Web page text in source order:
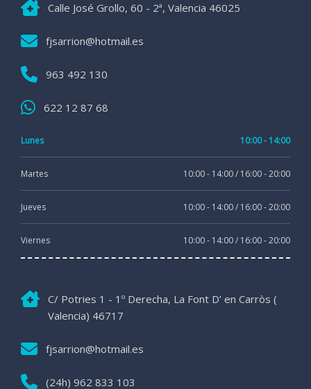
Calle José Grollo, 60 - 2ª, Valencia 46025
fjsarrion@hotmail.es
963 492 130
622 12 87 68
Lunes 10:00 - 14:00
Martes 10:00 - 14:00 / 16:00 - 20:00
Jueves 10:00 - 14:00 / 16:00 - 20:00
Viernes 10:00 - 14:00 / 16:00 - 20:00
C/ Potries 1 - 1º Derecha, La Font D’ en Carròs (
Valencia) 46717
fjsarrion@hotmail.es
(24h) 962 833 103